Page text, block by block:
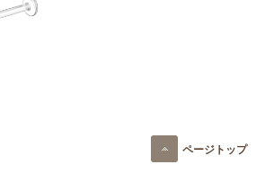
ページトップ